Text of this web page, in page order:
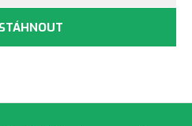
STÁHNOUT